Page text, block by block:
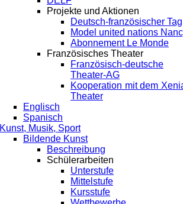
Projekte und Aktionen
Deutsch-französischer Tag
Model united nations
Abonnement Le Monde
Französisches Theater
Französisch-deutsche
Theater-AG
Kooperation mit dem
Theater
Englisch
Spanisch
Kunst, Musik, Sport
Bildende Kunst
Beschreibung
Schülerarbeiten
Unterstufe
Mittelstufe
Kursstufe